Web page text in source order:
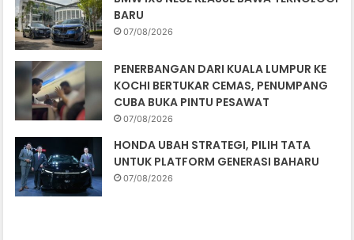
BARU
07/08/2026
PENERBANGAN DARI KUALA LUMPUR KE
KOCHI BERTUKAR CEMAS, PENUMPANG
CUBA BUKA PINTU PESAWAT
07/08/2026
HONDA UBAH STRATEGI, PILIH TATA
UNTUK PLATFORM GENERASI BAHARU
07/08/2026